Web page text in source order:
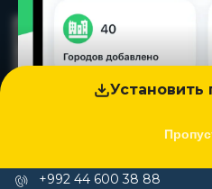
+992 44 600 38 88